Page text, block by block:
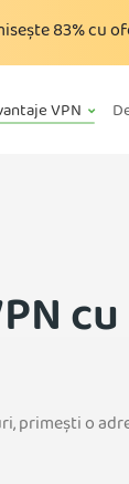
83%cu
VPN
primești o